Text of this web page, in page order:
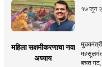
१७ जून
महिला सक्षमीकरणाचा नवा
अध्याय
बचत गट,